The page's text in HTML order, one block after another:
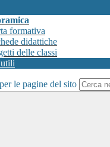
formativa
didattiche
delle classi
le pagine del sito